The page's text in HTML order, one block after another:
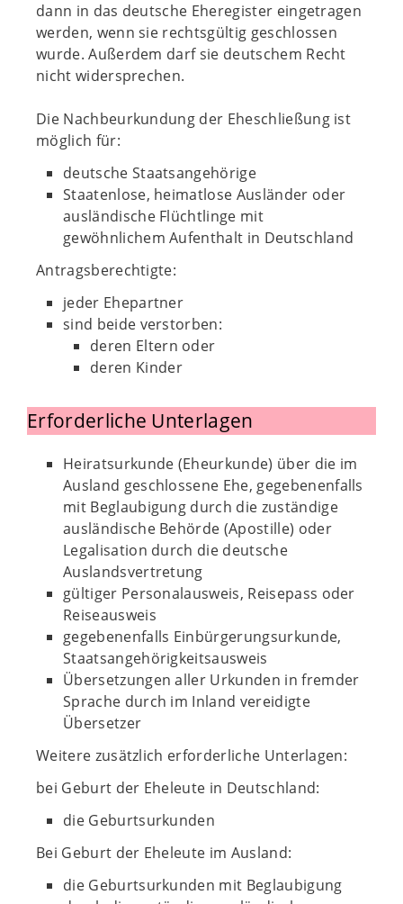
dann in das deutsche Eheregister eingetragen
werden, wenn sie rechtsgültig geschlossen
wurde. Außerdem darf sie deutschem Recht
nicht widersprechen.
Die Nachbeurkundung der Eheschließung ist
möglich für:
deutsche Staatsangehörige
Staatenlose, heimatlose Ausländer oder
ausländische Flüchtlinge mit
gewöhnlichem Aufenthalt in Deutschland
Antragsberechtigte:
jeder Ehepartner
sind beide verstorben:
deren Eltern oder
deren Kinder
Erforderliche Unterlagen
Heiratsurkunde (Eheurkunde) über die im
Ausland geschlossene Ehe, gegebenenfalls
mit Beglaubigung durch die zuständige
ausländische Behörde (Apostille) oder
Legalisation durch die deutsche
Auslandsvertretung
gültiger Personalausweis, Reisepass oder
Reiseausweis
gegebenenfalls Einbürgerungsurkunde,
Staatsangehörigkeitsausweis
Übersetzungen aller Urkunden in fremder
Sprache durch im Inland vereidigte
Übersetzer
Weitere zusätzlich erforderliche Unterlagen:
bei Geburt der Eheleute in Deutschland:
die Geburtsurkunden
Bei Geburt der Eheleute im Ausland:
die Geburtsurkunden mit Beglaubigung